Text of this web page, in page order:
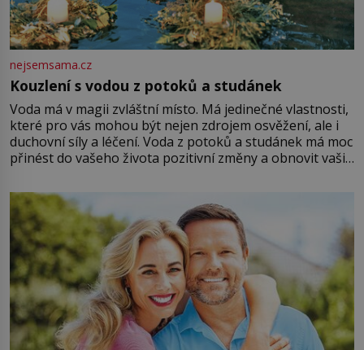
nejsemsama.cz
Kouzlení s vodou z potoků a studánek
Voda má v magii zvláštní místo. Má jedinečné vlastnosti,
které pro vás mohou být nejen zdrojem osvěžení, ale i
duchovní síly a léčení. Voda z potoků a studánek má moc
přinést do vašeho života pozitivní změny a obnovit vaši
můžete obohatit své rituály a přinést do svého života
větší harmonii a klid. Je důležité